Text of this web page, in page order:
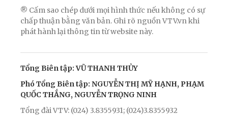
® Cấm sao chép dưới mọi hình thức nếu không có sự
chấp thuận bằng văn bản. Ghi rõ nguồn VTV.vn khi
phát hành lại thông tin từ website này.
Tổng Biên tập: VŨ THANH THỦY
Phó Tổng Biên tập: NGUYỄN THỊ MỸ HẠNH, PHẠM
QUỐC THẮNG, NGUYỄN TRỌNG NINH
Tổng đài VTV: (024) 3.8355931; (024)3.8355932